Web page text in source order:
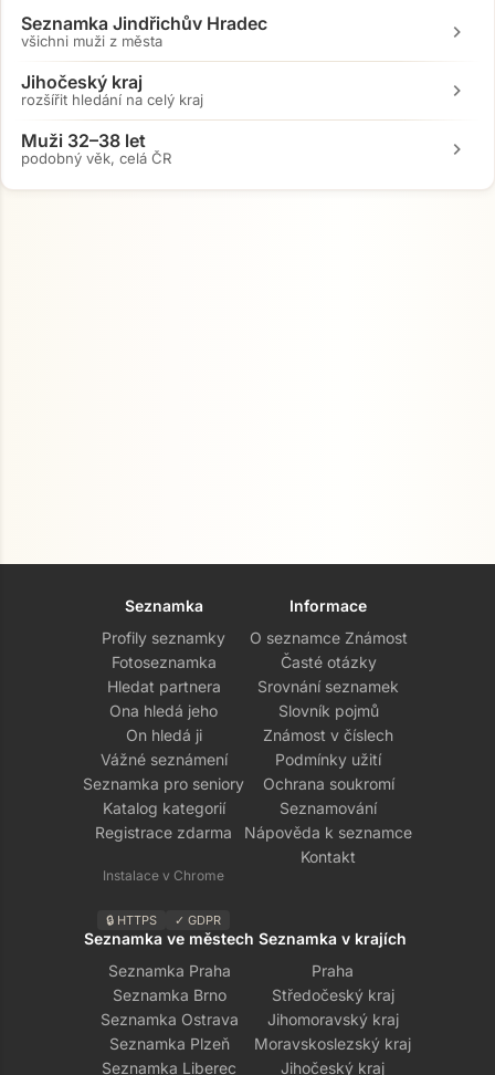
Seznamka Jindřichův Hradec
všichni muži z města chevron_right
Jihočeský kraj
rozšířit hledání na celý kraj chevron_right
Muži 32–38 let
podobný věk, celá ČR chevron_right
Seznamka
Profily seznamky
Fotoseznamka
Hledat partnera
Ona hledá jeho
On hledá ji
Vážné seznámení
Seznamka pro seniory
Katalog kategorií
Registrace zdarma
Instalace v Chrome
🔒 HTTPS ✓ GDPR
Informace
O seznamce Známost
Časté otázky
Srovnání seznamek
Slovník pojmů
Známost v číslech
Podmínky užití
Ochrana soukromí
Seznamování
Nápověda k seznamce
Kontakt
Seznamka ve městech
Seznamka Praha
Seznamka Brno
Seznamka Ostrava
Seznamka Plzeň
Seznamka Liberec
Seznamka v krajích
Praha
Středočeský kraj
Jihomoravský kraj
Moravskoslezský kraj
Jihočeský kraj